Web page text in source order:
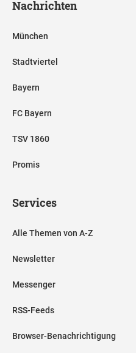
Nachrichten
München
Stadtviertel
Bayern
FC Bayern
TSV 1860
Promis
Services
Alle Themen von A-Z
Newsletter
Messenger
RSS-Feeds
Browser-Benachrichtigung